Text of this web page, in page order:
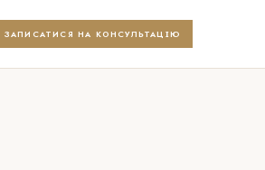
ЗАПИСАТИСЯ НА КОНСУЛЬТАЦІЮ